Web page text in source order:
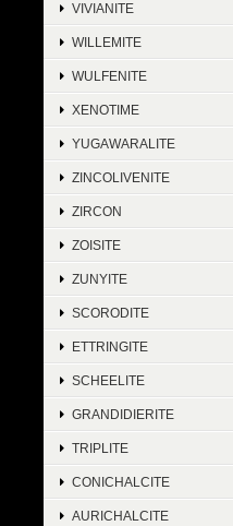
VIVIANITE
WILLEMITE
WULFENITE
XENOTIME
YUGAWARALITE
ZINCOLIVENITE
ZIRCON
ZOISITE
ZUNYITE
SCORODITE
ETTRINGITE
SCHEELITE
GRANDIDIERITE
TRIPLITE
CONICHALCITE
AURICHALCITE